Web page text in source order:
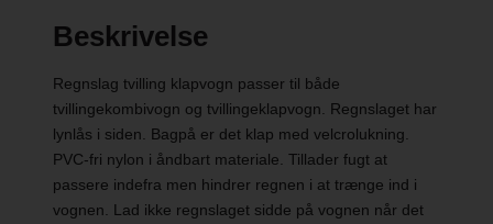
Beskrivelse
Regnslag tvilling klapvogn passer til både
tvillingekombivogn og tvillingeklapvogn. Regnslaget har
lynlås i siden. Bagpå er det klap med velcrolukning.
PVC-fri nylon i åndbart materiale. Tillader fugt at
passere indefra men hindrer regnen i at trænge ind i
vognen. Lad ikke regnslaget sidde på vognen når det